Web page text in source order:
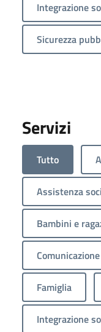
Integrazione
Sicurezza
Servizi
Tutto
Assistenza
Bambini e
Famiglia
Integrazione